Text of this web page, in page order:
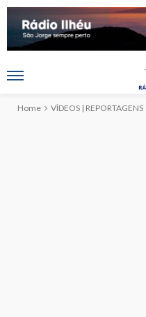
Home VÍDEOS | REPORTAGENS